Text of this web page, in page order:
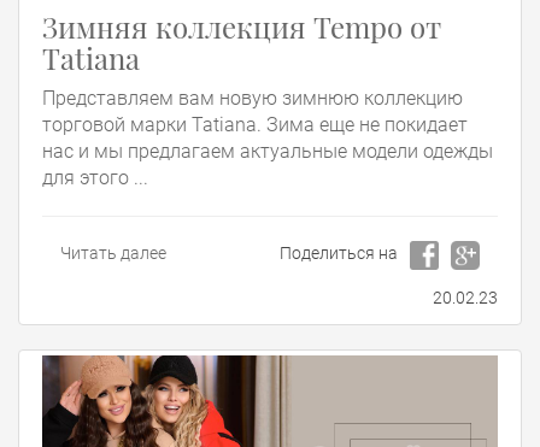
Зимняя коллекция Tempo от
Tatiana
Представляем вам новую зимнюю коллекцию
торговой марки Tatiana. Зима еще не покидает
нас и мы предлагаем актуальные модели одежды
для этого ...
Читать далее Поделиться на
20.02.23